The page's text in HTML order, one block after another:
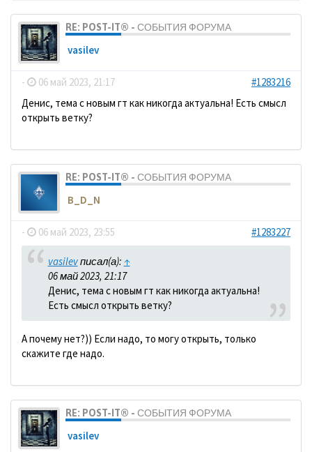
RE: POST-IT® - СОБЫТИЯ ФОРУМА
vasilev
- 06 май 2023, 21:17
#1283216
Денис, тема с новым гт как никогда актуальна! Есть смысл
открыть ветку?
RE: POST-IT® - СОБЫТИЯ ФОРУМА
B_D_N
- 06 май 2023, 23:55 #1283227
vasilevписал(а): ↑
06 май 2023, 21:17
Денис, тема с новым гт как никогда актуальна!
Есть смысл открыть ветку?
А почему нет?)) Если надо, то могу открыть, только
скажите где надо.
RE: POST-IT® - СОБЫТИЯ ФОРУМА
vasilev